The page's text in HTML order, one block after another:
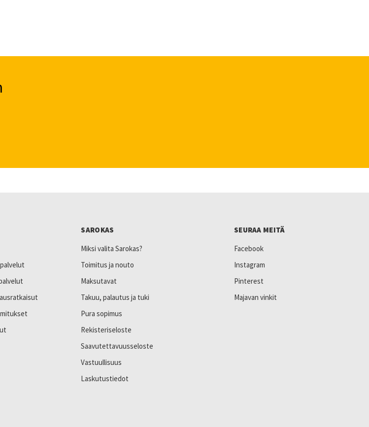
SAROKAS
Miksi valita Sarokas?
Toimitus ja nouto
Maksutavat
Takuu, palautus ja tuki
Pura sopimus
Rekisteriseloste
Saavutettavuusseloste
Vastuullisuus
Laskutustiedot
SEURAA MEITÄ
Facebook
Instagram
Pinterest
Majavan vinkit